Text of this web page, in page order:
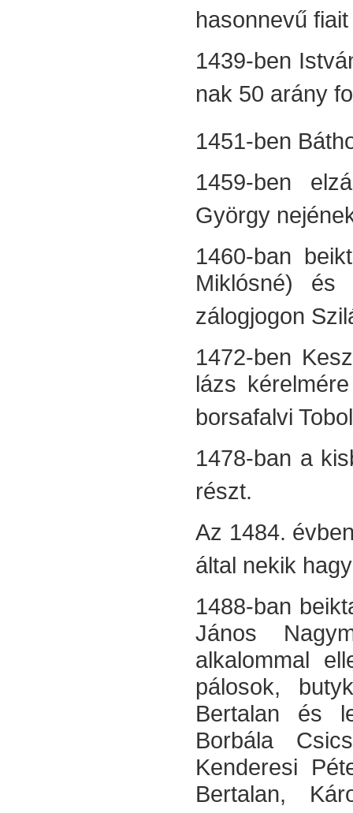
hasonnevű
1439-ben
nak 50 arány
1451-ben
1459-ben
György
1460-ban
Miklósné) és
zálogjo­gon
1472-ben
lázs
bor­safalvi
1478-ban a
részt.
Az 1484.
által nekik
1488-ban
János
alkalommal
pálosok,
Bertalan és
Borbála
Kenderesi
Bertalan,